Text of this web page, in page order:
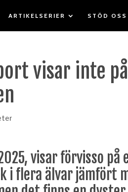
ARTIKELSERIER STÖD OSS
visar inte
visar förvisso på
i flera älvar jämfört